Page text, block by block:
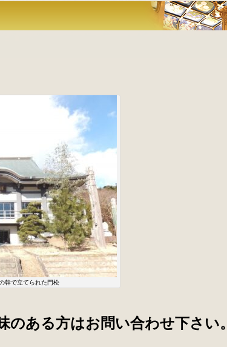
幹で立てられた門松
ある方はお問い合わせ下さい。